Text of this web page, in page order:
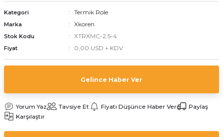
Kategori Termik Role
Marka Xkoren
Stok Kodu XTRXMC-2.5-4
Fiyat 0,00 USD + KDV
Gelince Haber Ver
Yorum Yaz Tavsiye Et Fiyatı Düşünce Haber Ver
Paylaş
Karşılaştır